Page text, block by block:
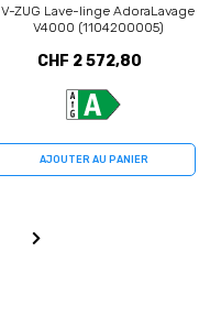
V-ZUG Lave-linge AdoraLavage
V4000 (1104200005)
CHF 2 572,80
AJOUTER AU PANIER